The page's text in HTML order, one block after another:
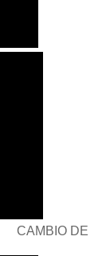
DE